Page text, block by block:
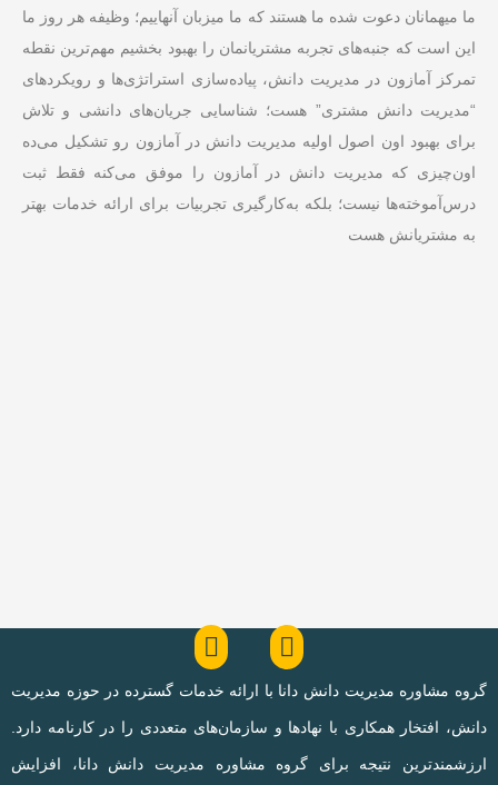
ما میهمانان دعوت شده ما هستند که ما میزبان آنهاییم؛ وظیفه هر روز ما
این است که جنبه‌‌های تجربه مشتریانمان را بهبود بخشیم مهم‌ترین نقطه
تمرکز آمازون در مدیریت دانش، پیاده‌سازی استراتژی‌ها و رویکردهای
“مدیریت دانش مشتری” هست؛ شناسایی جریان‌های دانشی و تلاش
برای بهبود اون اصول اولیه مدیریت دانش در آمازون رو تشکیل می‌ده
اون‌چیزی که مدیریت دانش در آمازون را موفق می‌کنه فقط ثبت
درس‌آموخته‌ها نیست؛ بلکه به‌کارگیری تجربیات برای ارائه خدمات بهتر
به مشتریانش هست
گروه مشاوره مدیریت دانش دانا با ارائه خدمات گسترده در حوزه مدیریت
دانش، افتخار همکاری با نهادها و سازمان‌های متعددی را در کارنامه دارد.
ارزشمندترین نتیجه برای گروه مشاوره مدیریت دانش دانا، افزایش